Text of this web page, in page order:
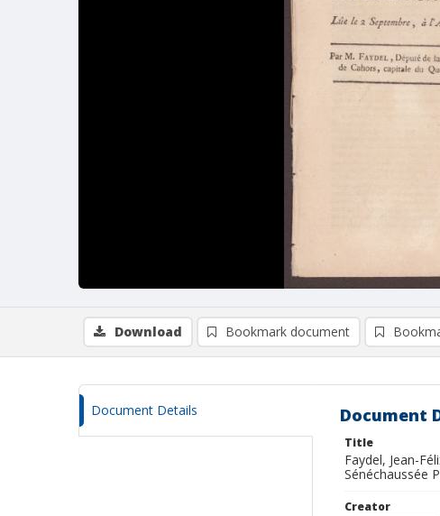
Download Bookmark document
Document Details Document
Title
Faydel, Jean-
Sénéchaussée
Creator